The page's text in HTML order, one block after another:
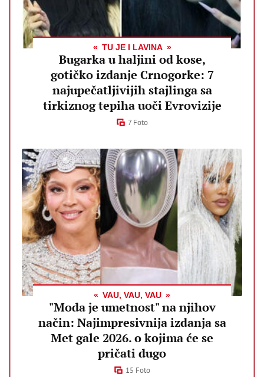
TU JE I LAVINA
Bugarka u haljini od kose,
gotičko izdanje Crnogorke: 7
najupečatljivijih stajlinga sa
tirkiznog tepiha uoči Evrovizije
7 Foto
VAU, VAU, VAU
"Moda je umetnost" na njihov
način: Najimpresivnija izdanja sa
Met gale 2026. o kojima će se
pričati dugo
15 Foto